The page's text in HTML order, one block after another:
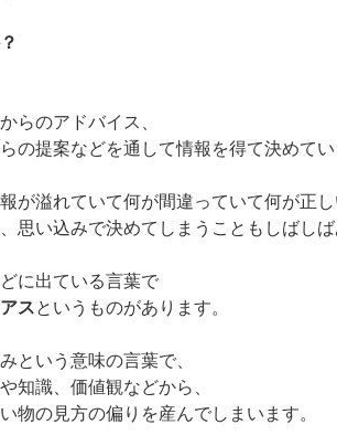
らのアドバイス、
の提案などを通して情報を得て決めてい
が溢れていて何が間違っていて何が正
思い込みで決めてしまうこともしばしば
に出ている言葉で
スというものがあります。
という意味の言葉で、
知識、価値観などから、
物の見方の偏りを産んでしまいます。